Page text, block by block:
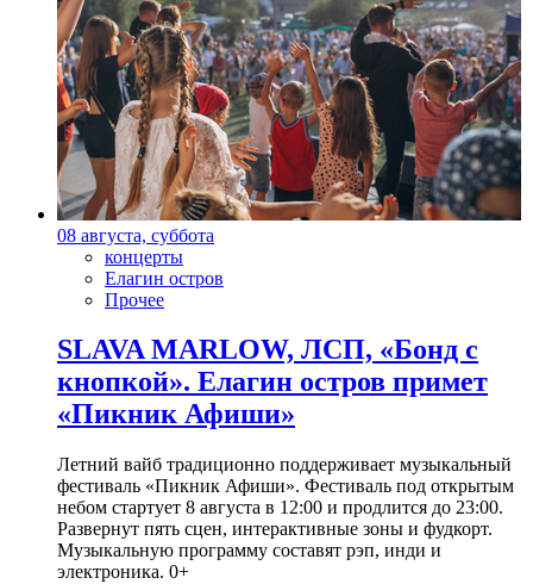
08 августа, суббота
концерты
Елагин остров
Прочее
SLAVA MARLOW, ЛСП, «Бонд с
кнопкой». Елагин остров примет
«Пикник Афиши»
Летний вайб традиционно поддерживает музыкальный
фестиваль «Пикник Афиши». Фестиваль под открытым
небом стартует 8 августа в 12:00 и продлится до 23:00.
Развернут пять сцен, интерактивные зоны и фудкорт.
Музыкальную программу составят рэп, инди и
электроника. 0+